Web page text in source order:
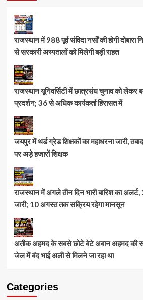
राजस्थान में 988 पूर्व संविदा नर्सों की होगी दोबारा
से सरकारी अस्पतालों को मिलेगी बड़ी राहत
राजस्थान यूनिवर्सिटी में छात्रसंघ चुनाव को लेकर
प्रदर्शन; 36 से अधिक कार्यकर्ता हिरासत में
जयपुर में थर्ड ग्रेड शिक्षकों का महाधरना जारी,
पर अड़े हजारों शिक्षक
राजस्थान में अगले तीन दिन भारी बारिश का
जारी; 10 अगस्त तक सक्रिय रहेगा मानसून
अतीक अहमद के सबसे छोटे बेटे अबान अहमद की
जेल में बंद भाई अली से मिलने जा रहा था
Categories